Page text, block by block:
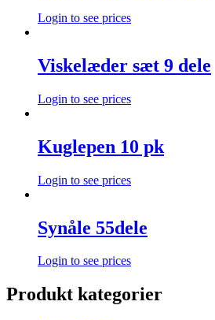
Login to see prices
Viskelæder sæt 9 dele
Login to see prices
Kuglepen 10 pk
Login to see prices
Synåle 55dele
Login to see prices
Produkt kategorier